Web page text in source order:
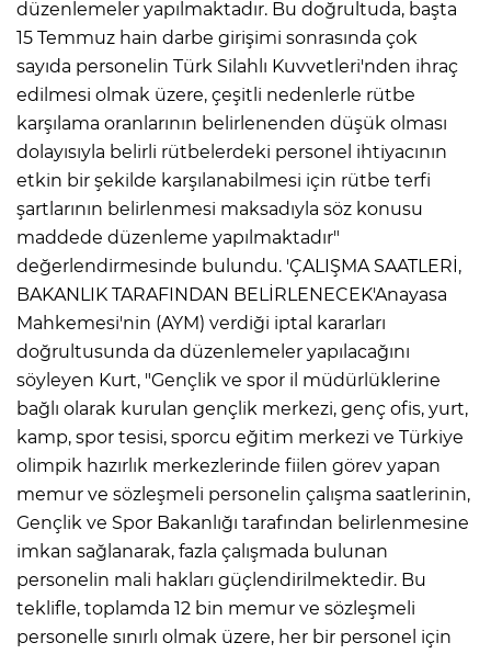
düzenlemeler yapılmaktadır. Bu doğrultuda, başta
15 Temmuz hain darbe girişimi sonrasında çok
sayıda personelin Türk Silahlı Kuvvetleri'nden ihraç
edilmesi olmak üzere, çeşitli nedenlerle rütbe
karşılama oranlarının belirlenenden düşük olması
dolayısıyla belirli rütbelerdeki personel ihtiyacının
etkin bir şekilde karşılanabilmesi için rütbe terfi
şartlarının belirlenmesi maksadıyla söz konusu
maddede düzenleme yapılmaktadır"
değerlendirmesinde bulundu. 'ÇALIŞMA SAATLERİ,
BAKANLIK TARAFINDAN BELİRLENECEK'Anayasa
Mahkemesi'nin (AYM) verdiği iptal kararları
doğrultusunda da düzenlemeler yapılacağını
söyleyen Kurt, "Gençlik ve spor il müdürlüklerine
bağlı olarak kurulan gençlik merkezi, genç ofis, yurt,
kamp, spor tesisi, sporcu eğitim merkezi ve Türkiye
olimpik hazırlık merkezlerinde fiilen görev yapan
memur ve sözleşmeli personelin çalışma saatlerinin,
Gençlik ve Spor Bakanlığı tarafından belirlenmesine
imkan sağlanarak, fazla çalışmada bulunan
personelin mali hakları güçlendirilmektedir. Bu
teklifle, toplamda 12 bin memur ve sözleşmeli
personelle sınırlı olmak üzere, her bir personel için